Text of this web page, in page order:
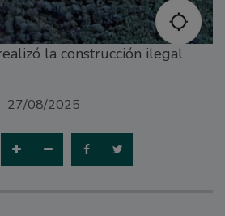
la construcción ilegal
27/08/2025